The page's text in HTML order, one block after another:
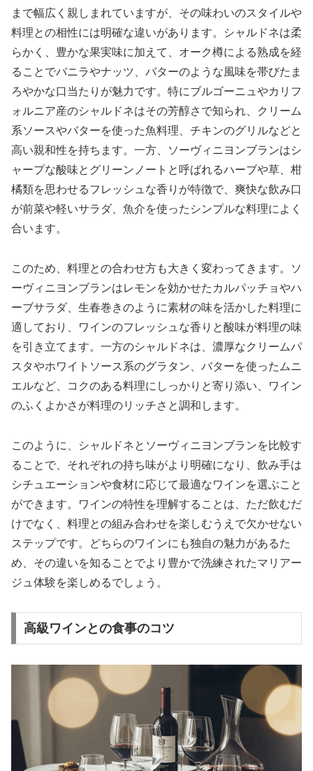
まで幅広く親しまれていますが、その味わいのスタイルや
料理との相性には明確な違いがあります。シャルドネは柔
らかく、豊かな果実味に加えて、オーク樽による熟成を経
ることでバニラやナッツ、バターのような風味を帯びたま
ろやかな口当たりが魅力です。特にブルゴーニュやカリフ
ォルニア産のシャルドネはその芳醇さで知られ、クリーム
系ソースやバターを使った魚料理、チキンのグリルなどと
高い親和性を持ちます。一方、ソーヴィニヨンブランはシ
ャープな酸味とグリーンノートと呼ばれるハーブや草、柑
橘類を思わせるフレッシュな香りが特徴で、爽快な飲み口
が前菜や軽いサラダ、魚介を使ったシンプルな料理によく
合います。
このため、料理との合わせ方も大きく変わってきます。ソ
ーヴィニヨンブランはレモンを効かせたカルパッチョやハ
ーブサラダ、生春巻きのように素材の味を活かした料理に
適しており、ワインのフレッシュな香りと酸味が料理の味
を引き立てます。一方のシャルドネは、濃厚なクリームパ
スタやホワイトソース系のグラタン、バターを使ったムニ
エルなど、コクのある料理にしっかりと寄り添い、ワイン
のふくよかさが料理のリッチさと調和します。
このように、シャルドネとソーヴィニヨンブランを比較す
ることで、それぞれの持ち味がより明確になり、飲み手は
シチュエーションや食材に応じて最適なワインを選ぶこと
ができます。ワインの特性を理解することは、ただ飲むだ
けでなく、料理との組み合わせを楽しむうえで欠かせない
ステップです。どちらのワインにも独自の魅力があるた
め、その違いを知ることでより豊かで洗練されたマリアー
ジュ体験を楽しめるでしょう。
高級ワインとの食事のコツ